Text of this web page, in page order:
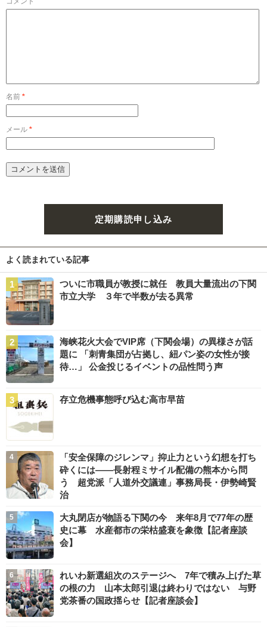
名前 *
メール *
定期購読申し込み
よく読まれている記事
ついに市職員が教授に就任 教員大量流出の下関
市立大学 ３年で半数が去る異常
海峡花火大会でVIP席（下関会場）の異様さが話
題に 「刺青集団が占拠し、紐パン姿の女性が接
待…」 公金投じるイベントの品性問う声
存立危機事態呼び込む高市早苗
「安全保障のジレンマ」抑止力という幻想を打ち
砕くには――長射程ミサイル配備の熊本から問
う 超党派「人道外交議連」事務局長・伊勢崎賢
治
大丸閉店が物語る下関の今 来年8月で77年の歴
史に幕 水産都市の栄枯盛衰を象徴【記者座談
会】
れいわ新選組次のステージへ 7年で積み上げた草
の根の力 山本太郎引退は終わりではない 与野
党茶番の国政揺らせ【記者座談会】